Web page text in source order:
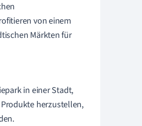
von einem
Märkten für
in einer Stadt,
herzustellen,